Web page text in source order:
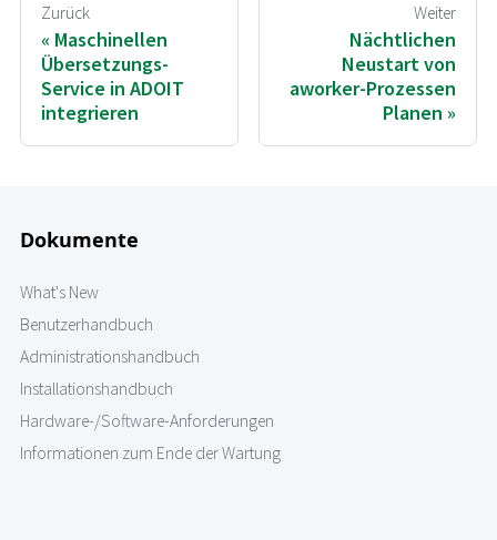
Zurück
Maschinellen
Übersetzungs-
Service in ADOIT
integrieren
Weiter
Nächtlichen
Neustart von
aworker-Prozessen
Planen
Dokumente
What's New
Benutzerhandbuch
Administrationshandbuch
Installationshandbuch
Hardware-/Software-Anforderungen
Informationen zum Ende der Wartung